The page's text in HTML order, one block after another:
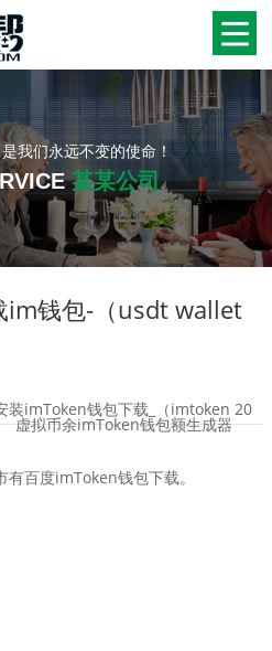
我们永远不变的使命！
某某公司
im钱包-（usdt wallet
装imToken钱包下载_（imtoken 20
虚拟币余imToken钱包额生成器
百度imToken钱包下载。